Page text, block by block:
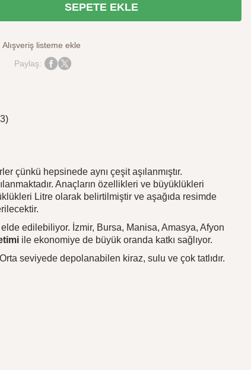
SEPETE EKLE
Alışveriş listeme ekle
Paylaş:
çünkü hepsinede aynı çeşit aşılanmıştır.
Anaçların özellikleri ve büyüklükleri
Litre olarak belirtilmiştir ve aşağıda resimde
edilebiliyor. İzmir, Bursa, Manisa, Amasya, Afyon
ile ekonomiye de büyük oranda katkı sağlıyor.
seviyede depolanabilen kiraz, sulu ve çok tatlıdır.